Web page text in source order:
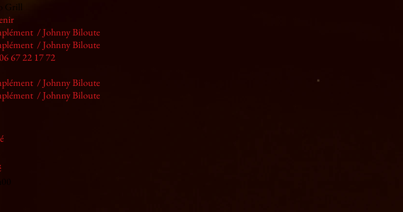
Grill
/ Johnny Biloute
/ Johnny Biloute
67 22 17 72
/ Johnny Biloute
/ Johnny Biloute